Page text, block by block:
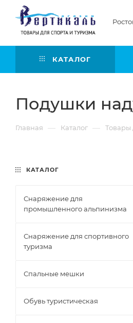
КАТАЛОГ
Подушки
Главная — Каталог — Товары
КАТАЛОГ
Снаряжение для
промышленного альпинизма
Снаряжение для спортивного
туризма
Спальные мешки
Обувь туристическая